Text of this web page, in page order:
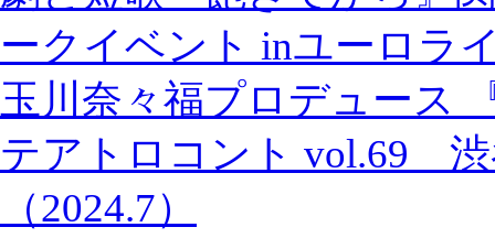
ークイベント inユーロラ
玉川奈々福プロデュース
テアトロコント vol.69
（2024.7）